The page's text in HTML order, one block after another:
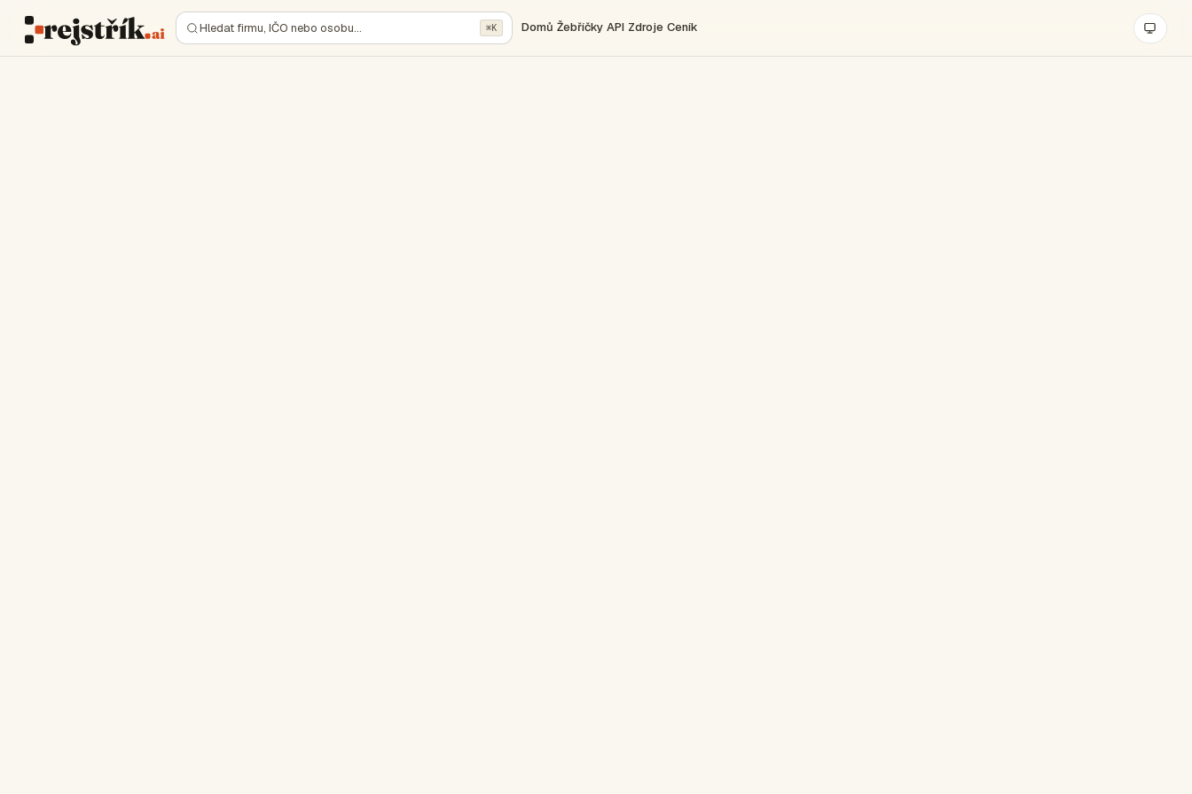
Hledat firmu, IČO nebo osobu… ⌘K Domů Žebříčky API Zdroje Ceník